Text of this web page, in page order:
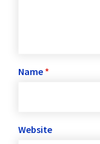
Name *
Website